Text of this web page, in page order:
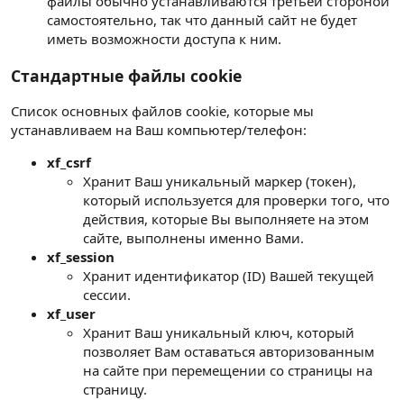
самостоятельно, так что данный сайт не будет
иметь возможности доступа к ним.
Стандартные файлы cookie
Список основных файлов cookie, которые мы
устанавливаем на Ваш компьютер/телефон:
xf_csrf
Хранит Ваш уникальный маркер (токен),
который используется для проверки того, что
действия, которые Вы выполняете на этом
сайте, выполнены именно Вами.
xf_session
Хранит идентификатор (ID) Вашей текущей
сессии.
xf_user
Хранит Ваш уникальный ключ, который
позволяет Вам оставаться авторизованным
на сайте при перемещении со страницы на
страницу.